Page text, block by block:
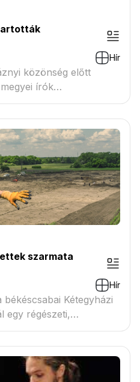
Hír
közönség előtt
írók
Békéscsabán, a
szarmata
Hír
Kétegyházi
egy régészeti,
A lelőhely számos
a szakemberek